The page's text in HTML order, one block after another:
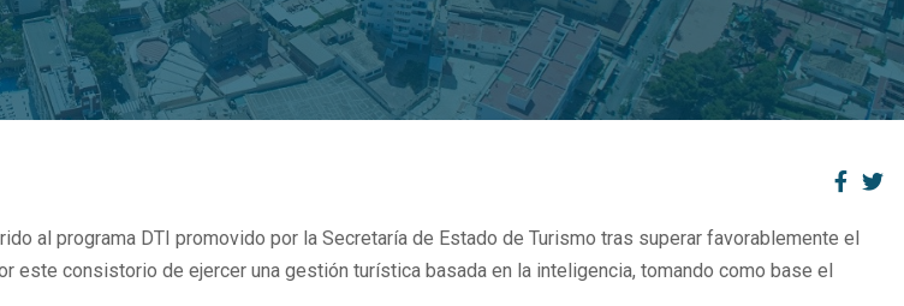
al programa DTI promovido por la Secretaría de Estado de Turismo tras superar favorablemente el
consistorio de ejercer una gestión turística basada en la inteligencia, tomando como base el